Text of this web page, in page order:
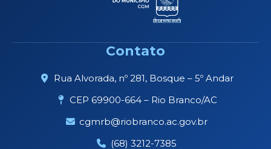
Contato
Rua Alvorada, nº 281, Bosque – 5º Andar
CEP 69900-664 – Rio Branco/AC
cgmrb@riobranco.ac.gov.br
(68) 3212-7385